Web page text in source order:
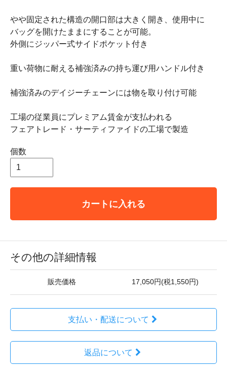
やや固定された構造の開口部は大きく開き、使用中に
バッグを開けたままにすることが可能。
外側にジッパー式サイドポケット付き
重い荷物に耐える補強済みの持ち運び用ハンドル付き
補強済みのデイジーチェーンには物を取り付け可能
工場の従業員にプレミアム賃金が支払われる
フェアトレード・サーティファイドの工場で製造
個数
カートに入れる
その他の詳細情報
販売価格 17,050円(税1,550円)
支払い・配送について
返品について